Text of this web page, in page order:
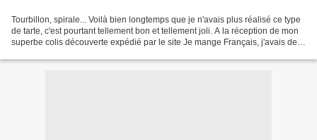
Tourbillon, spirale... Voilà bien longtemps que je n'avais plus réalisé ce type
de tarte, c'est pourtant tellement bon et tellement joli. A la réception de mon
superbe colis découverte expédié par le site Je mange Français, j'avais de